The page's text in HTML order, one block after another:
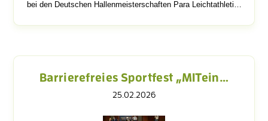
bei den Deutschen Hallenmeisterschaften Para Leichtathleti…
Barrierefreies Sportfest „MITein…
25.02.2026